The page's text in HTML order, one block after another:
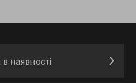
в наявності